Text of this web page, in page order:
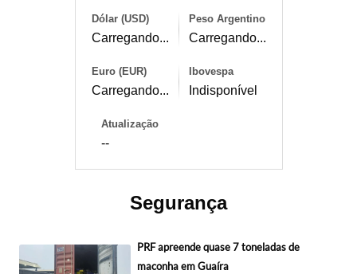
Dólar (USD)
Carregando...
Peso Argentino
Carregando...
Euro (EUR)
Carregando...
Ibovespa
Indisponível
Atualização
--
Segurança
PRF apreende quase 7 toneladas de
maconha em Guaíra